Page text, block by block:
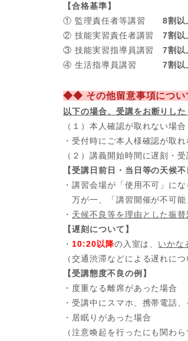
【合格基準】
① 監理責任者等講習8割以
② 技能実習責任者講習7割以
③ 技能実習指導員講習7割以
④ 生活指導員講習
7割以
◆◆ その他留意事項につ
以下の場合、 受講をお断りし
（１）本人確認が取れない場合
・受付時にご本人様確認が取
（２）講義開始時間に遅刻・
【受講日前日・当日等の天候
・講習会場が「使用不可」に
万が一、「講習開催が不可能
・ 天候不良等を理由とした振
【遅刻について】
・ 10:20以降の入室は、 いかな
（交通渋滞などによる遅れに
【受講態度不良の例】
・度重なる離席があった場合
・受講中にスマホ、携帯電話
・居眠りがあった場合
（注意喚起を行ったにも関わ